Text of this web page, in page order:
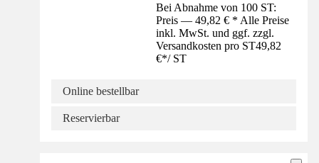
Bei Abnahme von 100 ST:
Preis — 49,82 € * Alle Preise
inkl. MwSt. und ggf. zzgl.
Versandkosten pro ST49,82
€*/ ST
Online bestellbar
Reservierbar